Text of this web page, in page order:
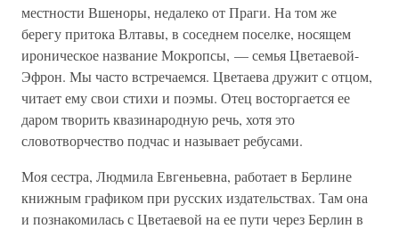
местности Вшеноры, недалеко от Праги. На том же
берегу притока Влтавы, в соседнем поселке, носящем
ироническое название Мокропсы, — семья Цветаевой-
Эфрон. Мы часто встречаемся. Цветаева дружит с отцом,
читает ему свои стихи и поэмы. Отец восторгается ее
даром творить квазинародную речь, хотя это
словотворчество подчас и называет ребусами.
Моя сестра, Людмила Евгеньевна, работает в Берлине
книжным графиком при русских издательствах. Там она
и познакомилась с Цветаевой на ее пути через Берлин в